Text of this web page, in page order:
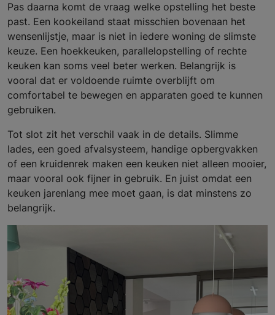
Pas daarna komt de vraag welke opstelling het beste
past. Een kookeiland staat misschien bovenaan het
wensenlijstje, maar is niet in iedere woning de slimste
keuze. Een hoekkeuken, parallelopstelling of rechte
keuken kan soms veel beter werken. Belangrijk is
vooral dat er voldoende ruimte overblijft om
comfortabel te bewegen en apparaten goed te kunnen
gebruiken.
Tot slot zit het verschil vaak in de details. Slimme
lades, een goed afvalsysteem, handige opbergvakken
of een kruidenrek maken een keuken niet alleen mooier,
maar vooral ook fijner in gebruik. En juist omdat een
keuken jarenlang mee moet gaan, is dat minstens zo
belangrijk.